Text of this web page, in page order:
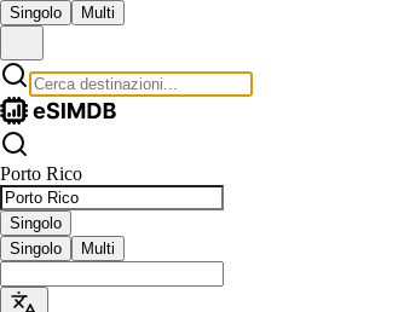
Singolo Multi
Porto Rico
Singolo
Singolo
Multi